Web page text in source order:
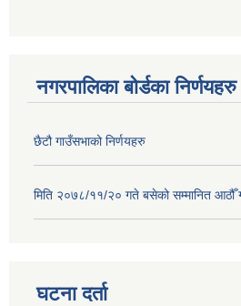
नगरपालिका बोर्डका निर्णयहरु
छैटौ गाउँसभाको निर्णयहरु
मिति २०७८/११/२० गते बसेको सम्मानित आठौँ
घटना दर्ता